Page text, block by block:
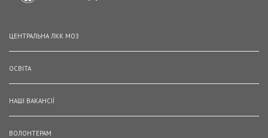
ЦЕНТРАЛЬНА ЛКК МОЗ
ОСВІТА
НАШІ ВАКАНСІЇ
ВОЛОНТЕРАМ